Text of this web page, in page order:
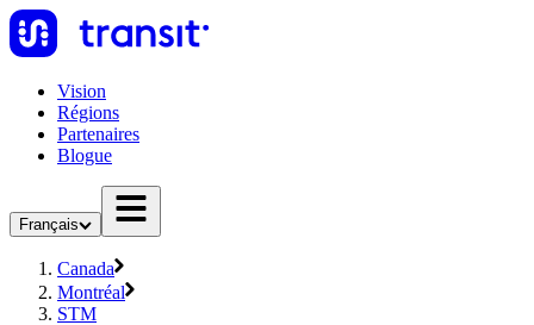
Vision
Régions
Partenaires
Blogue
Français
Canada
Montréal
STM